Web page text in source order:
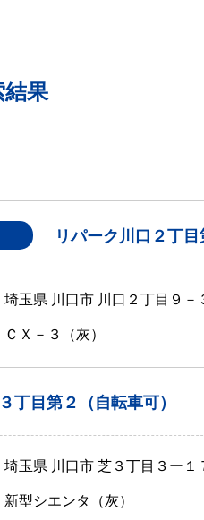
結果
リパーク川口２丁目
埼玉県 川口市 川口２丁目９－
ＣＸ－３（灰）
丁目第２（自転車可）
埼玉県 川口市 芝３丁目３ー１
新型シエンタ（灰）